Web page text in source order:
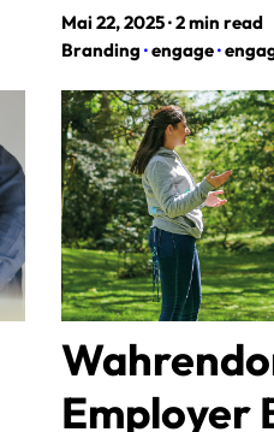
Mai 22, 2025·2 min read
Branding ·engage·
Employer